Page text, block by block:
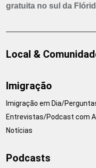
gratuita no sul da
Local &
Imigração
Imigração em Dia/
Entrevistas/Podcast com
Notícias
Podcasts